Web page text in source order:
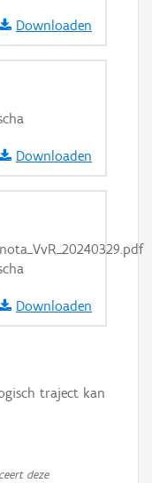
Downloaden
Downloaden
Downloaden
traject kan
deze